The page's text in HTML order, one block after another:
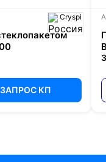
Cryspi
ЗАПРОС КП